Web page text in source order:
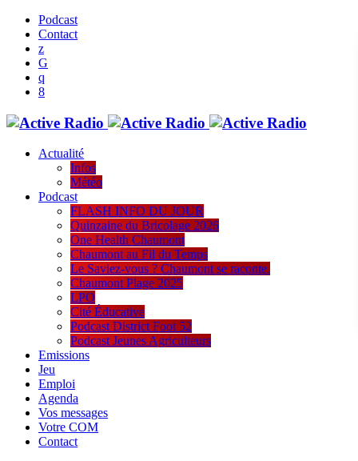
Podcast
Contact
Actualité
Infos
Météo
Podcast
FLASH INFO DU JOUR
Quinzaine du Bricolage 2026
One Health Chaumont
Chaumont au Fil du Temps
Le Saviez-vous ? Chaumont se raconte.
Chaumont Plage 2025
LPO
Cité Éducative
Podcast District Foot 52
Podcast Jeunes Agriculteurs
Emissions
Jeu
Emploi
Agenda
Vos messages
Votre COM
Contact